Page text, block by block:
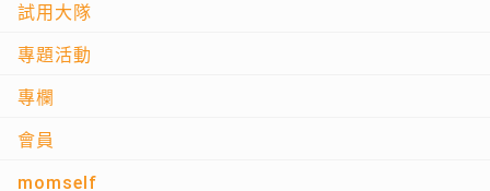
試用大隊
專題活動
專欄
會員
momself